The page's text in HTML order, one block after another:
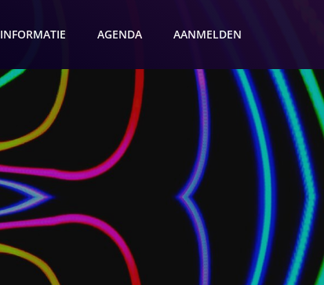
INFORMATIE AGENDA AANMELDEN